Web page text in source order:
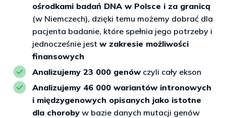
ośrodkami badań DNA w Polsce i za granicą
(w Niemczech), dzięki temu możemy dobrać dla
pacjenta badanie, które spełnia jego potrzeby i
jednocześnie jest w zakresie możliwości
finansowych
Analizujemy 23 000 genów czyli cały ekson
Analizujemy 46 000 wariantów intronowych
i międzygenowych opisanych jako istotne
dla choroby w bazie danych mutacji genów